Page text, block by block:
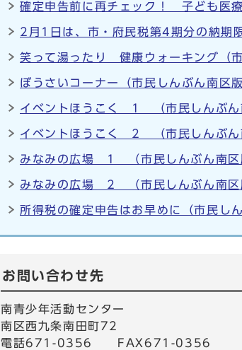
確定申告前に再チェック！ 子ども医
2月1日は、市・府民税第4期分の納
笑って湯ったり 健康ウォーキング（
ぼうさいコーナー（市民しんぶん南
イベントほうこく 1 （市民しんぶ
イベントほうこく 2 （市民しんぶ
みなみの広場 1 （市民しんぶん南
みなみの広場 2 （市民しんぶん南
所得税の確定申告はお早めに（市民
お問い合わせ先
南青少年活動センター
南区西九条南田町72
電話671-0356 FAX671-0356